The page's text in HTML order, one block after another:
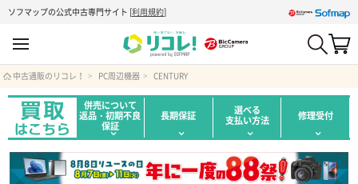
ソフマップの公式中古専門サイト [利用規約]
中古通販のリコレ！ PC周辺機器 CENTURY
併売について
返品・初期不良
保証
長期保証 選べる
支払い方法 修理受付